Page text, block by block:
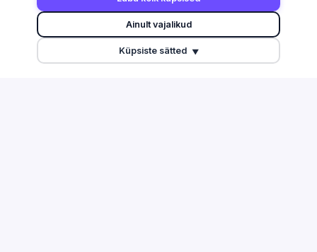
Edetabel
Harju maakond
Tartu maakond
Pärnu maakond
Ainult vajalikud
Küpsiste sätted ▼